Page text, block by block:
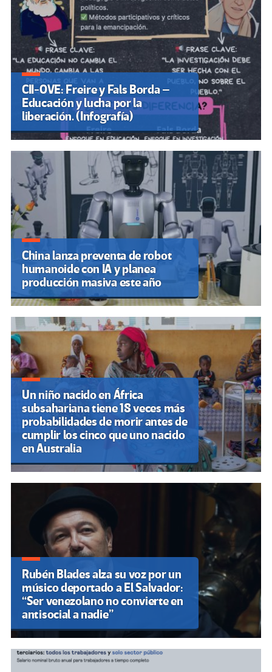
CII-OVE: Freire y Fals Borda –
Educación y lucha por la
liberación. (Infografía)
China lanza preventa de robot
humanoide con IA y planea
producción masiva este año
Un niño nacido en África
subsahariana tiene 18 veces más
probabilidades de morir antes de
cumplir los cinco que uno nacido
en Australia
Rubén Blades alza su voz por un
músico deportado a El Salvador:
“Ser venezolano no convierte en
antisocial a nadie”